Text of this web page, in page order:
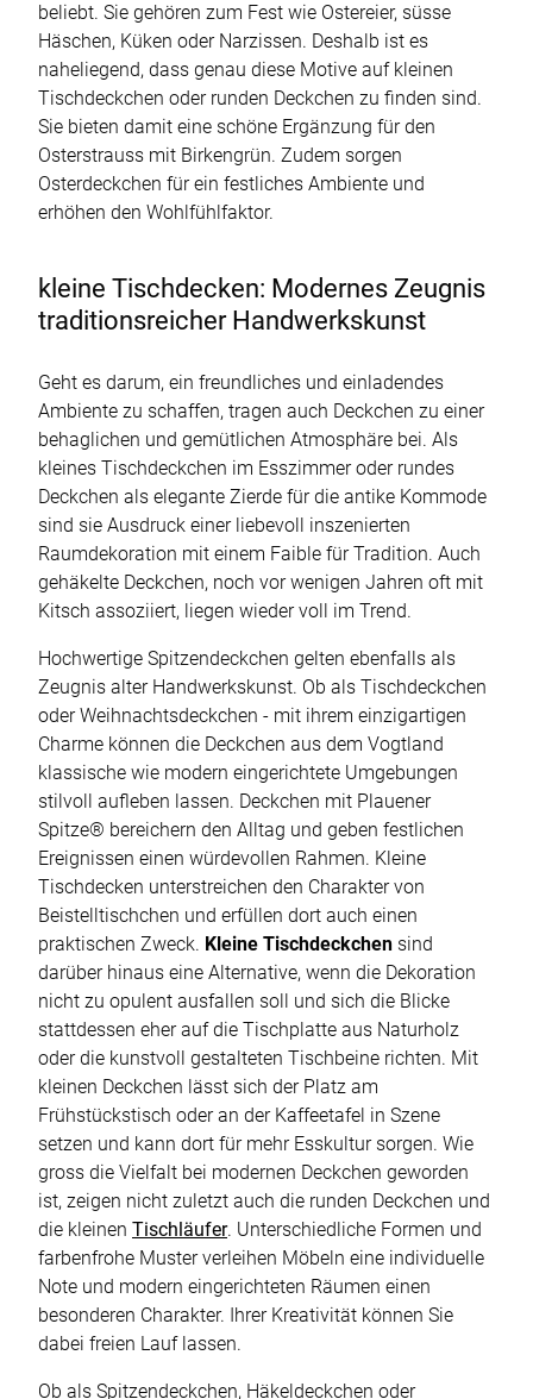
beliebt. Sie gehören zum Fest wie Ostereier, süsse
Häschen, Küken oder Narzissen. Deshalb ist es
naheliegend, dass genau diese Motive auf kleinen
Tischdeckchen oder runden Deckchen zu finden sind.
Sie bieten damit eine schöne Ergänzung für den
Osterstrauss mit Birkengrün. Zudem sorgen
Osterdeckchen für ein festliches Ambiente und
erhöhen den Wohlfühlfaktor.
kleine Tischdecken: Modernes Zeugnis
traditionsreicher Handwerkskunst
Geht es darum, ein freundliches und einladendes
Ambiente zu schaffen, tragen auch Deckchen zu einer
behaglichen und gemütlichen Atmosphäre bei. Als
kleines Tischdeckchen im Esszimmer oder rundes
Deckchen als elegante Zierde für die antike Kommode
sind sie Ausdruck einer liebevoll inszenierten
Raumdekoration mit einem Faible für Tradition. Auch
gehäkelte Deckchen, noch vor wenigen Jahren oft mit
Kitsch assoziiert, liegen wieder voll im Trend.
Hochwertige Spitzendeckchen gelten ebenfalls als
Zeugnis alter Handwerkskunst. Ob als Tischdeckchen
oder Weihnachtsdeckchen - mit ihrem einzigartigen
Charme können die Deckchen aus dem Vogtland
klassische wie modern eingerichtete Umgebungen
stilvoll aufleben lassen. Deckchen mit Plauener
Spitze® bereichern den Alltag und geben festlichen
Ereignissen einen würdevollen Rahmen. Kleine
Tischdecken unterstreichen den Charakter von
Beistelltischchen und erfüllen dort auch einen
praktischen Zweck. Kleine Tischdeckchen sind
darüber hinaus eine Alternative, wenn die Dekoration
nicht zu opulent ausfallen soll und sich die Blicke
stattdessen eher auf die Tischplatte aus Naturholz
oder die kunstvoll gestalteten Tischbeine richten. Mit
kleinen Deckchen lässt sich der Platz am
Frühstückstisch oder an der Kaffeetafel in Szene
setzen und kann dort für mehr Esskultur sorgen. Wie
gross die Vielfalt bei modernen Deckchen geworden
ist, zeigen nicht zuletzt auch die runden Deckchen und
die kleinen Tischläufer. Unterschiedliche Formen und
farbenfrohe Muster verleihen Möbeln eine individuelle
Note und modern eingerichteten Räumen einen
besonderen Charakter. Ihrer Kreativität können Sie
dabei freien Lauf lassen.
Ob als Spitzendeckchen, Häkeldeckchen oder